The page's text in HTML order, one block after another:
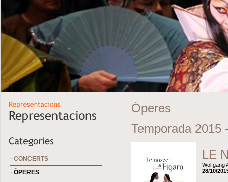
· CONCERTS
· ÒPERES
Òperes
Temporada 2015
LE
Wolfgang
28/10/